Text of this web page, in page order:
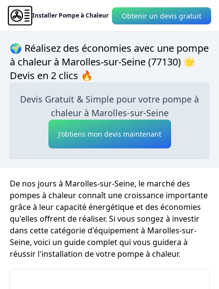
Installer Pompe à Chaleur Obtenir un devis gratuit
🌍 Réalisez des économies avec une pompe
à chaleur à Marolles-sur-Seine (77130) 🌟
Devis en 2 clics 🔥
Devis Gratuit & Simple pour votre pompe à
chaleur à Marolles-sur-Seine
J'obtiens mon devis maintenant
De nos jours à Marolles-sur-Seine, le marché des
pompes à chaleur connaît une croissance importante
grâce à leur capacité énergétique et des économies
qu'elles offrent de réaliser. Si vous songez à investir
dans cette catégorie d'équipement à Marolles-sur-
Seine, voici un guide complet qui vous guidera à
réussir l'installation de votre pompe à chaleur.